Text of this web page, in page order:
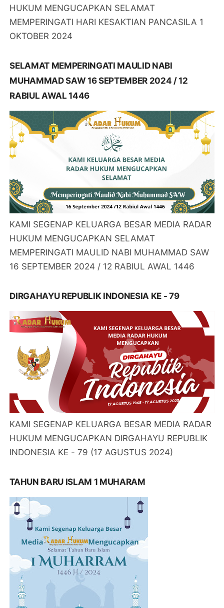
HUKUM MENGUCAPKAN SELAMAT
MEMPERINGATI HARI KESAKTIAN PANCASILA 1
OKTOBER 2024
SELAMAT MEMPERINGATI MAULID NABI
MUHAMMAD SAW 16 SEPTEMBER 2024 / 12
RABIUL AWAL 1446
KAMI SEGENAP KELUARGA BESAR MEDIA RADAR
HUKUM MENGUCAPKAN SELAMAT
MEMPERINGATI MAULID NABI MUHAMMAD SAW
16 SEPTEMBER 2024 / 12 RABIUL AWAL 1446
DIRGAHAYU REPUBLIK INDONESIA KE - 79
KAMI SEGENAP KELUARGA BESAR MEDIA RADAR
HUKUM MENGUCAPKAN DIRGAHAYU REPUBLIK
INDONESIA KE - 79 (17 AGUSTUS 2024)
TAHUN BARU ISLAM 1 MUHARAM